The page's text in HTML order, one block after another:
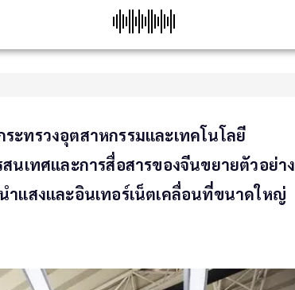
ะทรวงอุตสาหกรรมและเทคโนโลยี
นเทศและการสื่อสารของจีนขยายตัวอย่าง
ำแสงและอินเทอร์เน็ตเคลื่อนที่ขนาดใหญ่